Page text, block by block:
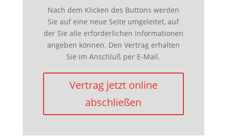
Nach dem Klicken des Buttons werden
Sie auf eine neue Seite umgeleitet, auf
der Sie alle erforderlichen Informationen
angeben können. Den Vertrag erhalten
Sie im Anschluß per E-Mail.
Vertrag jetzt online
abschließen